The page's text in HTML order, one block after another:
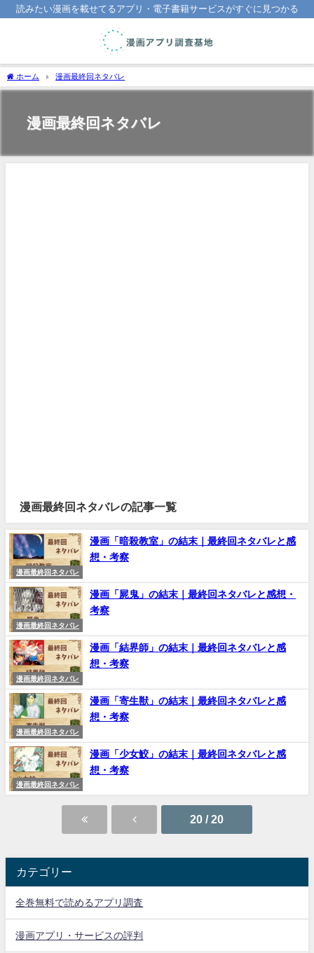
読みたい漫画を載せてるアプリ・電子書籍サービスがすぐに見つかる
ホーム 漫画最終回ネタバレ
漫画最終回ネタバレ
漫画最終回ネタバレの記事一覧
漫画最終回ネタバレ
漫画「暗殺教室」の結末｜最終回ネタバレと感
想・考察
漫画最終回ネタバレ
漫画「屍鬼」の結末｜最終回ネタバレと感想・
考察
漫画最終回ネタバレ
漫画「結界師」の結末｜最終回ネタバレと感
想・考察
漫画最終回ネタバレ
漫画「寄生獣」の結末｜最終回ネタバレと感
想・考察
漫画最終回ネタバレ
漫画「少女鮫」の結末｜最終回ネタバレと感
想・考察
20 / 20
カテゴリー
全巻無料で読めるアプリ調査
漫画アプリ・サービスの評判